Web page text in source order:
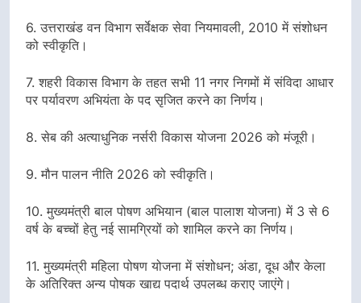
6. उत्तराखंड वन विभाग सर्वेक्षक सेवा नियमावली, 2010 में संशोधन
को स्वीकृति।
7. शहरी विकास विभाग के तहत सभी 11 नगर निगमों में संविदा आधार
पर पर्यावरण अभियंता के पद सृजित करने का निर्णय।
8. सेब की अत्याधुनिक नर्सरी विकास योजना 2026 को मंजूरी।
9. मौन पालन नीति 2026 को स्वीकृति।
10. मुख्यमंत्री बाल पोषण अभियान (बाल पालाश योजना) में 3 से 6
वर्ष के बच्चों हेतु नई सामग्रियों को शामिल करने का निर्णय।
11. मुख्यमंत्री महिला पोषण योजना में संशोधन; अंडा, दूध और केला
के अतिरिक्त अन्य पोषक खाद्य पदार्थ उपलब्ध कराए जाएंगे।